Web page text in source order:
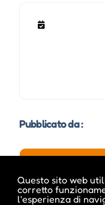
Questo sito web
corretto
l'esperienza di
Pubblicato da :